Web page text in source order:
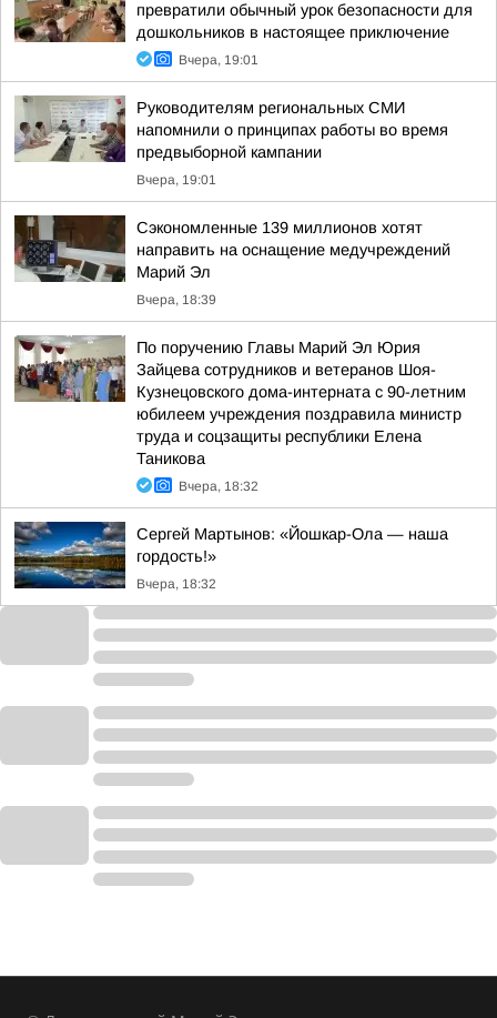
превратили обычный урок безопасности для
дошкольников в настоящее приключение
Вчера, 19:01
Руководителям региональных СМИ
напомнили о принципах работы во время
предвыборной кампании
Вчера, 19:01
Сэкономленные 139 миллионов хотят
направить на оснащение медучреждений
Марий Эл
Вчера, 18:39
По поручению Главы Марий Эл Юрия
Зайцева сотрудников и ветеранов Шоя-
Кузнецовского дома-интерната с 90-летним
юбилеем учреждения поздравила министр
труда и соцзащиты республики Елена
Таникова
Вчера, 18:32
Сергей Мартынов: «Йошкар-Ола — наша
гордость!»
Вчера, 18:32